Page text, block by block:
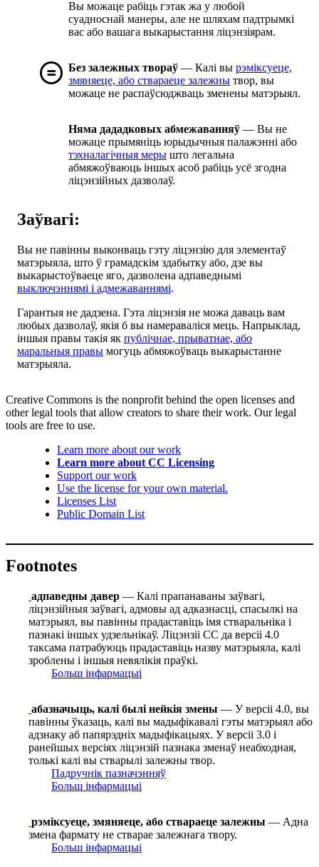
Вы можаце рабіць гэтак жа у любой
суадноснай манеры, але не шляхам падтрымкі
вас або вашага выкарыстання ліцэнзіярам.
Без залежных твораў — Калі вы рэміксуеце,
змяняеце, або ствараеце залежны твор, вы
можаце не распаўсюджваць зменены матэрыял.
Няма дададковых абмежаванняў — Вы не
можаце прымяніць юрыдычныя палажэнні або
тэхналагічныя меры што легальна
абмяжоўваюць іншых асоб рабіць усё згодна
ліцэнзійных дазволаў.
Заўвагі:
Вы не павінны выконваць гэту ліцэнзію для элементаў
матэрыяла, што ў грамадскім здабытку або, дзе вы
выкарыстоўваеце яго, дазволена адпаведнымі
выключэннямі і адмежаваннямі.
Гарантыя не дадзена. Гэта ліцэнзія не можа даваць вам
любых дазволаў, якія б вы намераваліся мець. Напрыклад,
іншыя правы такія як публічнае, прыватнае, або
маральныя правы могуць абмяжоўваць выкарыстанне
матэрыяла.
Creative Commons is the nonprofit behind the open licenses and
other legal tools that allow creators to share their work. Our legal
tools are free to use.
Learn more about our work
Learn more about CC Licensing
Support our work
Use the license for your own material.
Licenses List
Public Domain List
Footnotes
адпаведны давер — Калі прапанаваны заўвагі,
ліцэнзійныя заўвагі, адмовы ад адказнасці, спасылкі на
матэрыял, вы павінны прадаставіць імя стваральніка і
пазнакі іншых удзельнікаў. Ліцэнзіі СС да версіі 4.0
таксама патрабуюць прадаставіць назву матэрыяла, калі
зроблены і іншыя невялікія праўкі.
Больш інфармацыі
абазначыць, калі былі нейкія змены — У версіі 4.0, вы
павінны ўказаць, калі вы мадыфікавалі гэты матэрыял або
адзнаку аб папярэдніх мадыфікацыях. У версіі 3.0 і
ранейшых версіях ліцэнзій пазнака зменаў неабходная,
толькі калі вы стварылі залежны твор.
Падручнік пазначэнняў
Больш інфармацыі
рэміксуеце, змяняеце, або ствараеце залежны — Адна
змена фармату не стварае залежнага твору.
Больш інфармацыі